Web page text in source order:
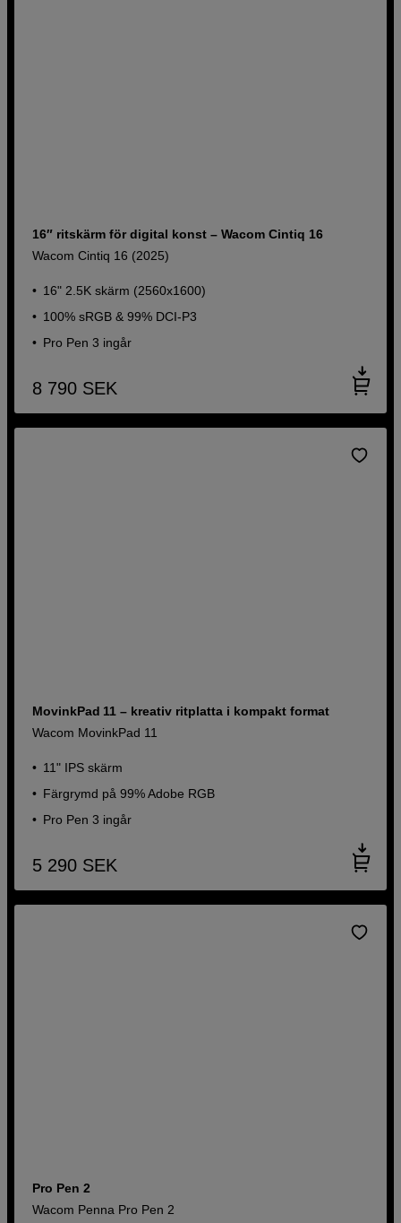
16″ ritskärm för digital konst – Wacom Cintiq 16
Wacom Cintiq 16 (2025)
16" 2.5K skärm (2560x1600)
100% sRGB & 99% DCI-P3
Pro Pen 3 ingår
8 790 SEK
MovinkPad 11 – kreativ ritplatta i kompakt format
Wacom MovinkPad 11
11" IPS skärm
Färgrymd på 99% Adobe RGB
Pro Pen 3 ingår
5 290 SEK
Pro Pen 2
Wacom Penna Pro Pen 2